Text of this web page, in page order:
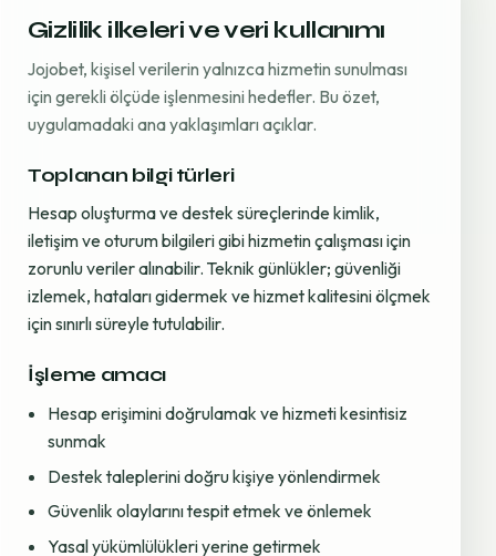
Gizlilik ilkeleri ve veri kullanımı
Jojobet, kişisel verilerin yalnızca hizmetin sunulması
için gerekli ölçüde işlenmesini hedefler. Bu özet,
uygulamadaki ana yaklaşımları açıklar.
Toplanan bilgi türleri
Hesap oluşturma ve destek süreçlerinde kimlik,
iletişim ve oturum bilgileri gibi hizmetin çalışması için
zorunlu veriler alınabilir. Teknik günlükler; güvenliği
izlemek, hataları gidermek ve hizmet kalitesini ölçmek
için sınırlı süreyle tutulabilir.
İşleme amacı
Hesap erişimini doğrulamak ve hizmeti kesintisiz
sunmak
Destek taleplerini doğru kişiye yönlendirmek
Güvenlik olaylarını tespit etmek ve önlemek
Yasal yükümlülükleri yerine getirmek